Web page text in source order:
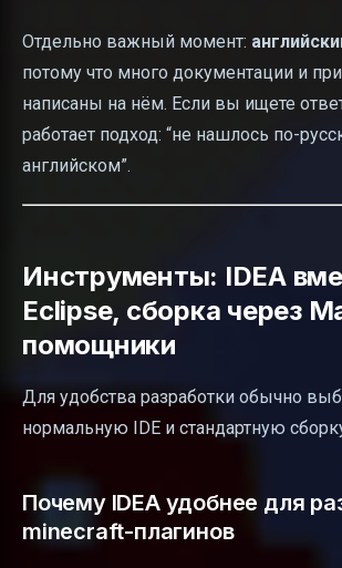
Отдельно важный момент:
потому что много документации и
написаны на нём. Если вы ищете
работает подход: “не нашлось по-
английском”.
Инструменты: IDEA
Eclipse, сборка через
помощники
Для удобства разработки обычно
нормальную IDE и стандартную
Почему IDEA удобнее для
minecraft-плагинов